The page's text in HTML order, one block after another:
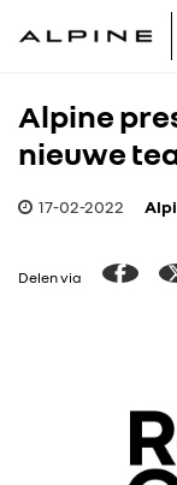
Alpine
nieuwe
17-02-2022
Delen via